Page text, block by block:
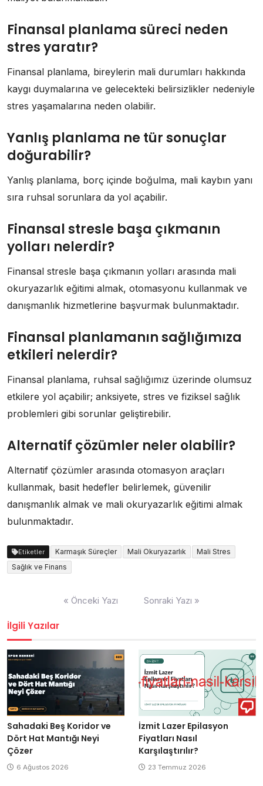
Finansal planlama süreci neden
stres yaratır?
Finansal planlama, bireylerin mali durumları hakkında
kaygı duymalarına ve gelecekteki belirsizlikler nedeniyle
stres yaşamalarına neden olabilir.
Yanlış planlama ne tür sonuçlar
doğurabilir?
Yanlış planlama, borç içinde boğulma, mali kaybın yanı
sıra ruhsal sorunlara da yol açabilir.
Finansal stresle başa çıkmanın
yolları nelerdir?
Finansal stresle başa çıkmanın yolları arasında mali
okuryazarlık eğitimi almak, otomasyonu kullanmak ve
danışmanlık hizmetlerine başvurmak bulunmaktadır.
Finansal planlamanın sağlığımıza
etkileri nelerdir?
Finansal planlama, ruhsal sağlığımız üzerinde olumsuz
etkilere yol açabilir; anksiyete, stres ve fiziksel sağlık
problemleri gibi sorunlar geliştirebilir.
Alternatif çözümler neler olabilir?
Alternatif çözümler arasında otomasyon araçları
kullanmak, basit hedefler belirlemek, güvenilir
danışmanlık almak ve mali okuryazarlık eğitimi almak
bulunmaktadır.
Etiketler Karmaşık Süreçler Mali Okuryazarlık
Mali Stres
Sağlık ve Finans
« Önceki Yazı Sonraki Yazı »
İlgili Yazılar
Sahadaki Beş Koridor ve
Dört Hat Mantığı Neyi
Çözer
6 Ağustos 2026
İzmit Lazer Epilasyon
Fiyatları Nasıl
Karşılaştırılır?
23 Temmuz 2026